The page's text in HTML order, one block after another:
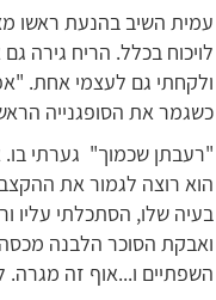
עמית השיב בהנעת ראשו
לויכוח בכלל. הריח גירה
ולקחתי גם לעצמי אחת.
כשגמר את הסופגנייה
"רעבתן שכמוך" גערתי בו.
הוא רוצה לגמור את
בעיה שלו, הסתכלתי עליו
ואבקת הסוכר הלבנה
השפתיים ו...אוף זה